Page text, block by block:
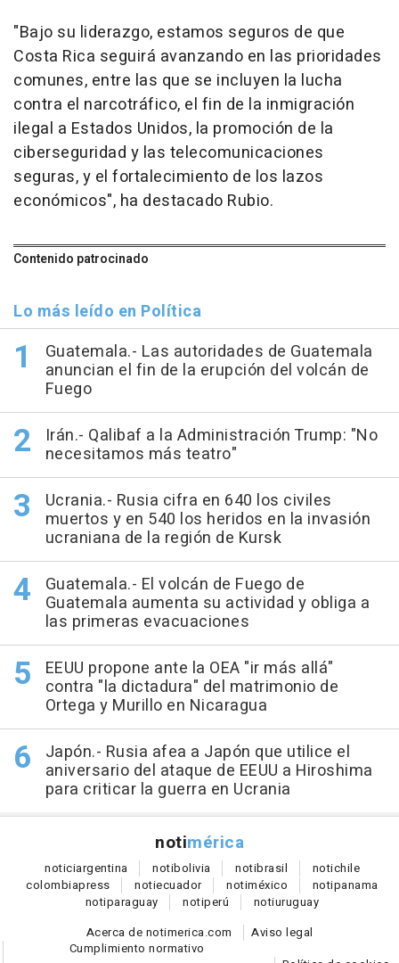
"Bajo su liderazgo, estamos seguros de que
Costa Rica seguirá avanzando en las prioridades
comunes, entre las que se incluyen la lucha
contra el narcotráfico, el fin de la inmigración
ilegal a Estados Unidos, la promoción de la
ciberseguridad y las telecomunicaciones
seguras, y el fortalecimiento de los lazos
económicos", ha destacado Rubio.
Contenido patrocinado
Lo más leído en Política
Guatemala.- Las autoridades de Guatemala
anuncian el fin de la erupción del volcán de
Fuego
Irán.- Qalibaf a la Administración Trump: "No
necesitamos más teatro"
Ucrania.- Rusia cifra en 640 los civiles
muertos y en 540 los heridos en la invasión
ucraniana de la región de Kursk
Guatemala.- El volcán de Fuego de
Guatemala aumenta su actividad y obliga a
las primeras evacuaciones
EEUU propone ante la OEA "ir más allá"
contra "la dictadura" del matrimonio de
Ortega y Murillo en Nicaragua
Japón.- Rusia afea a Japón que utilice el
aniversario del ataque de EEUU a Hiroshima
para criticar la guerra en Ucrania
notimérica
noticiargentina notibolivia notibrasil notichile
colombiapress notiecuador notiméxico notipanama
notiparaguay notiperú notiuruguay
Acerca de notimerica.com
Aviso legal
Cumplimiento normativo